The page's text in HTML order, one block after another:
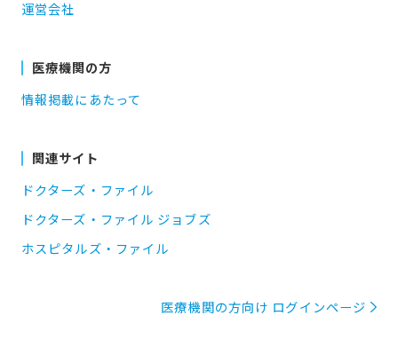
運営会社
医療機関の方
情報掲載にあたって
関連サイト
ドクターズ・ファイル
ドクターズ・ファイル ジョブズ
ホスピタルズ・ファイル
医療機関の方向け ログインページ